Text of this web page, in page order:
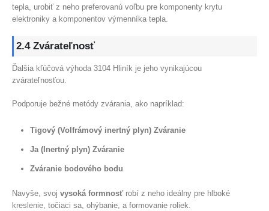
tepla, urobiť z neho preferovanú voľbu pre komponenty krytu
elektroniky a komponentov výmenníka tepla.
2.4 Zvárateľnosť
Ďalšia kľúčová výhoda 3104 Hliník je jeho vynikajúcou
zvárateľnosťou.
Podporuje bežné metódy zvárania, ako napríklad:
Tigový (Volfrámový inertný plyn) Zváranie
Ja (Inertný plyn) Zváranie
Zváranie bodového bodu
Navyše, svoj vysoká formnosťrobí z neho ideálny pre hlboké
kreslenie, točiaci sa, ohýbanie, a formovanie roliek.